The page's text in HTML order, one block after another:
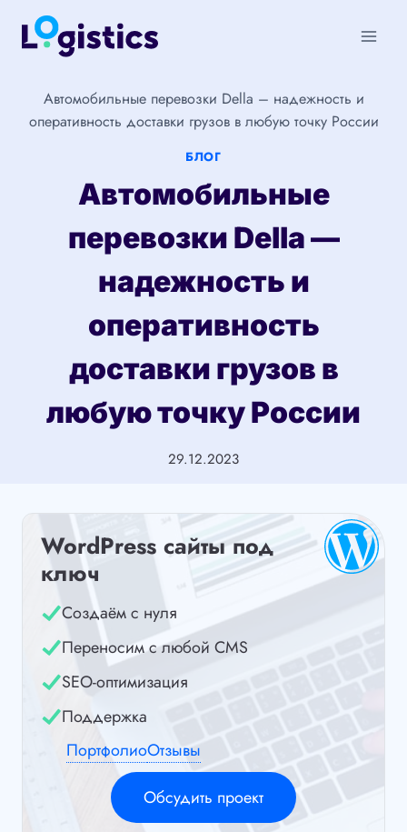
Перейти
Автомобильные перевозки Della – надежность и
оперативность доставки грузов в любую точку России
БЛОГ
Автомобильные
перевозки Della —
надежность и
оперативность
доставки грузов в
любую точку России
29.12.2023
WordPress сайты под
ключ
Создаём с нуля
Переносим с любой CMS
SEO-оптимизация
Поддержка
ПортфолиоОтзывы
Обсудить проект